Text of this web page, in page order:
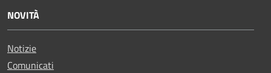
NOVITÀ
Notizie
Comunicati